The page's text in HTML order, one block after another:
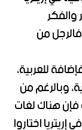
فالرجل من
للعربية،
وبالرغم من
فإن هناك لغات
اختاروا